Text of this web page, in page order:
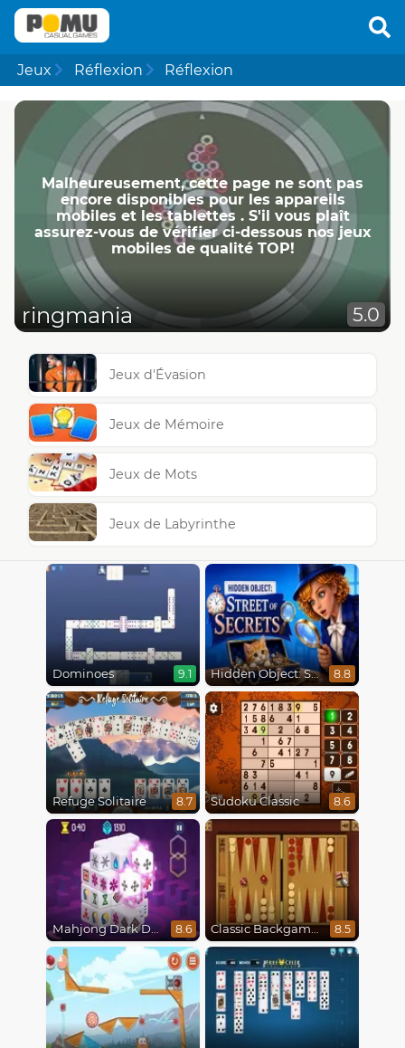
Jeux Réflexion Réflexion
Malheureusement, cette page ne ​​sont pas
encore disponibles pour les appareils
mobiles et les tablettes . S'il vous plaît
assurez-vous de vérifier ci-dessous nos jeux
mobiles de qualité TOP!
ringmania 5.0
Jeux d'Évasion
Jeux de Mémoire
Jeux de Mots
Jeux de Labyrinthe
Dominoes 9.1 Hidden Object: Street Of Secrets 8.8
Refuge Solitaire 8.7 Sudoku Classic 8.6
Mahjong Dark Dimensions 8.6 Classic Backgammon 8.5